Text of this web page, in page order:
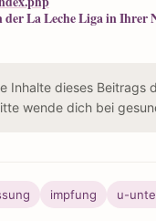
La Leche Liga in Ihrer
Inhalte dieses Beitrags
wende dich bei
impfung u-